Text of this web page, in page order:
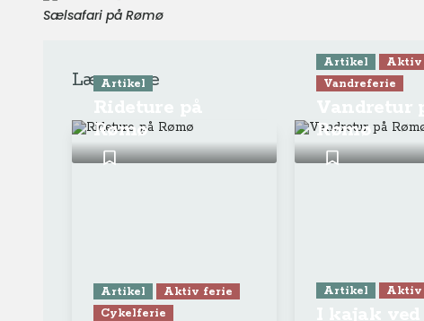
Sælsafari på Rømø
Læs mere
Artikel
Rømø
Artikel
Aktiv
Vandreferie
Rømø
Artikel
Aktiv ferie
Cykelferie
Artikel Aktiv